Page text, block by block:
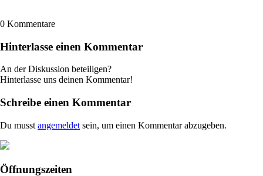
0 Kommentare
Hinterlasse einen Kommentar
An der Diskussion beteiligen?
Hinterlasse uns deinen Kommentar!
Schreibe einen Kommentar
Du musst angemeldet sein, um einen Kommentar abzugeben.
Öffnungszeiten